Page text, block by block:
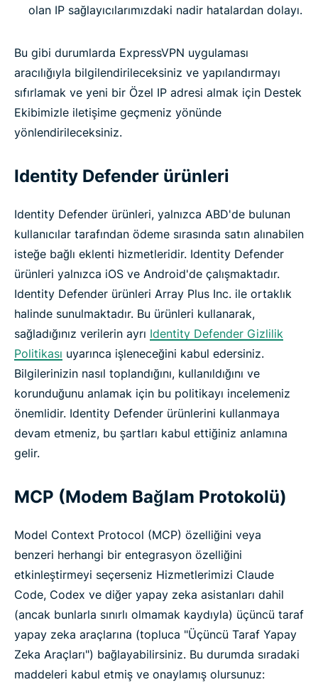
olan IP sağlayıcılarımızdaki nadir hatalardan dolayı.
Bu gibi durumlarda ExpressVPN uygulaması
aracılığıyla bilgilendirileceksiniz ve yapılandırmayı
sıfırlamak ve yeni bir Özel IP adresi almak için Destek
Ekibimizle iletişime geçmeniz yönünde
yönlendirileceksiniz.
Identity Defender ürünleri
Identity Defender ürünleri, yalnızca ABD'de bulunan
kullanıcılar tarafından ödeme sırasında satın alınabilen
isteğe bağlı eklenti hizmetleridir. Identity Defender
ürünleri yalnızca iOS ve Android'de çalışmaktadır.
Identity Defender ürünleri Array Plus Inc. ile ortaklık
halinde sunulmaktadır. Bu ürünleri kullanarak,
sağladığınız verilerin ayrı Identity Defender Gizlilik
Politikası uyarınca işleneceğini kabul edersiniz.
Bilgilerinizin nasıl toplandığını, kullanıldığını ve
korunduğunu anlamak için bu politikayı incelemeniz
önemlidir. Identity Defender ürünlerini kullanmaya
devam etmeniz, bu şartları kabul ettiğiniz anlamına
gelir.
MCP (Modem Bağlam Protokolü)
Model Context Protocol (MCP) özelliğini veya
benzeri herhangi bir entegrasyon özelliğini
etkinleştirmeyi seçerseniz Hizmetlerimizi Claude
Code, Codex ve diğer yapay zeka asistanları dahil
(ancak bunlarla sınırlı olmamak kaydıyla) üçüncü taraf
yapay zeka araçlarına (topluca "Üçüncü Taraf Yapay
Zeka Araçları") bağlayabilirsiniz. Bu durumda sıradaki
maddeleri kabul etmiş ve onaylamış olursunuz: